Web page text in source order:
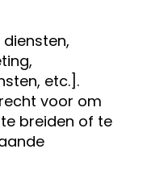
diensten,
etc.].
voor om
breiden of te